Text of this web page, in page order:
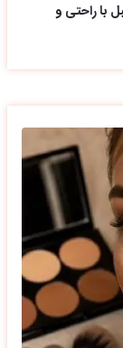
های مبل با راحتی و